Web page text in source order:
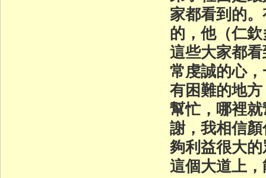
家都看到的
的，他（仁
這些大家都
常虔誠的心
有困難的地
幫忙，哪裡
謝，我相信
夠利益很大
這個大道上